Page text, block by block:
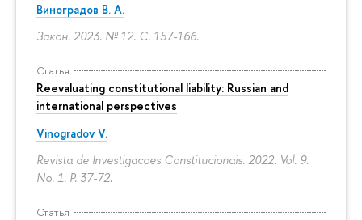
Виноградов В. А.
Закон. 2023. № 12. С. 157-166.
Статья
Reevaluating constitutional liability: Russian and
international perspectives
Vinogradov V.
Revista de Investigacoes Constitucionais. 2022. Vol. 9.
No. 1. P. 37-72.
Статья